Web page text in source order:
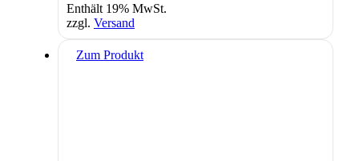
Enthält 19% MwSt.
zzgl. Versand
Zum Produkt